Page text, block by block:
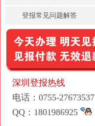
登报常见问题解答
深圳登报热线
电话：0755-27673537
QQ：1801986925